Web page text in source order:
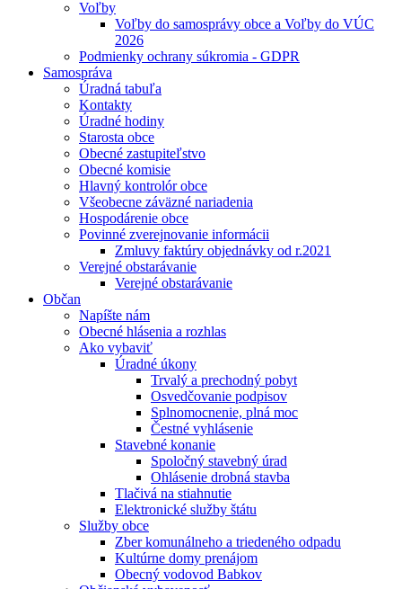
Voľby
Voľby do samosprávy obce a Voľby do VÚC
2026
Podmienky ochrany súkromia - GDPR
Samospráva
Úradná tabuľa
Kontakty
Úradné hodiny
Starosta obce
Obecné zastupiteľstvo
Obecné komisie
Hlavný kontrolór obce
Všeobecne záväzné nariadenia
Hospodárenie obce
Povinné zverejnovanie informácii
Zmluvy faktúry objednávky od r.2021
Verejné obstarávanie
Verejné obstarávanie
Občan
Napíšte nám
Obecné hlásenia a rozhlas
Ako vybaviť
Úradné úkony
Trvalý a prechodný pobyt
Osvedčovanie podpisov
Splnomocnenie, plná moc
Čestné vyhlásenie
Stavebné konanie
Spoločný stavebný úrad
Ohlásenie drobná stavba
Tlačivá na stiahnutie
Elektronické služby štátu
Služby obce
Zber komunálneho a triedeného odpadu
Kultúrne domy prenájom
Obecný vodovod Babkov